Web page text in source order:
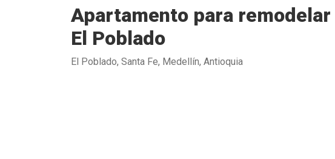
Apartamento para remodelar
El Poblado
El Poblado, Santa Fe, Medellín, Antioquia